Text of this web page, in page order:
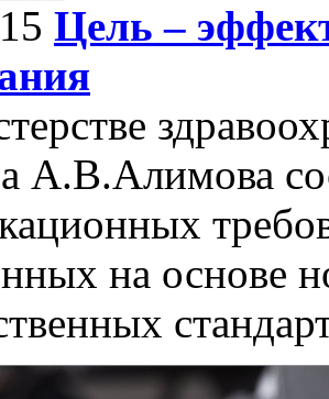
Цель –
А.В.Алимова
на основе